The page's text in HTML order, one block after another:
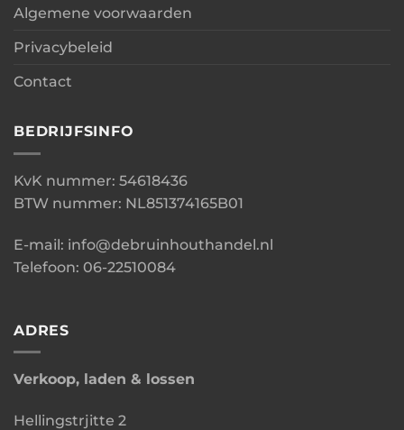
Algemene voorwaarden
Privacybeleid
Contact
BEDRIJFSINFO
KvK nummer: 54618436
BTW nummer: NL851374165B01
E-mail: info@debruinhouthandel.nl
Telefoon: 06-22510084
ADRES
Verkoop, laden & lossen
Hellingstrjitte 2